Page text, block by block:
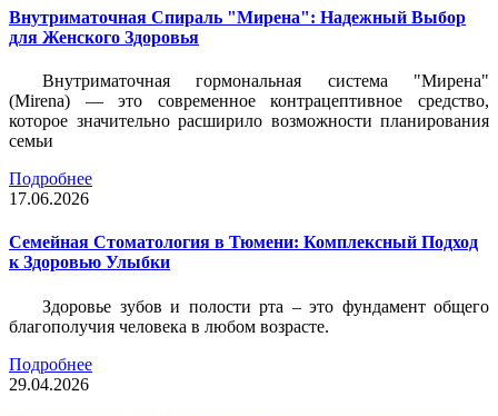
Внутриматочная Спираль "Мирена": Надежный Выбор
для Женского Здоровья
Внутриматочная гормональная система "Мирена"
(Mirena) — это современное контрацептивное средство,
которое значительно расширило возможности планирования
семьи
Подробнее
17.06.2026
Семейная Стоматология в Тюмени: Комплексный Подход
к Здоровью Улыбки
Здоровье зубов и полости рта – это фундамент общего
благополучия человека в любом возрасте.
Подробнее
29.04.2026